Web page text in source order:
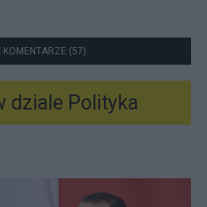
KOMENTARZE (57)
dziale Polityka